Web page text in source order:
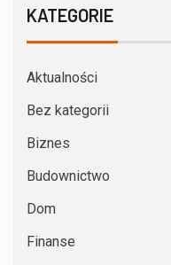
KATEGORIE
Aktualności
Bez kategorii
Biznes
Budownictwo
Dom
Finanse